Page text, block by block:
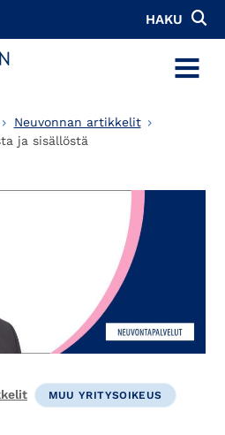
HAKU
MENU
Neuvonnan artikkelit
ja sisällöstä
MUU YRITYSOIKEUS